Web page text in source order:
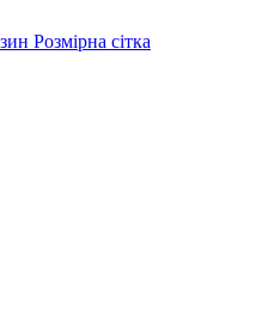
Розмірна сітка